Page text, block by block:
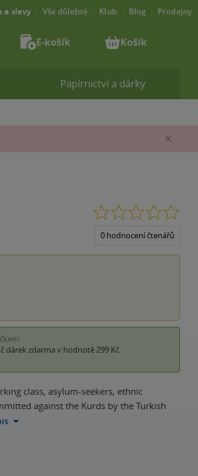
0 hodnocení čtenářů
dárek zdarma v hodnotě 299 Kč
class, asylum-seekers, ethnic
against the Kurds by the Turkish
Papírnictví a dárky
a slevy Vše důležité Klub Blog Prodejny
E-košík Košík